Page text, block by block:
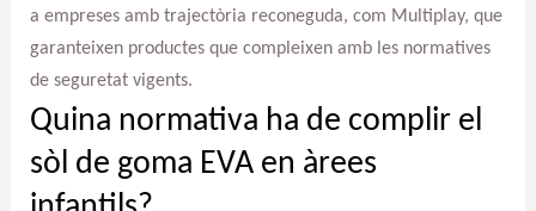
a empreses amb trajectòria reconeguda, com Multiplay, que
garanteixen productes que compleixen amb les normatives
de seguretat vigents.
Quina normativa ha de complir el
sòl de goma EVA en àrees